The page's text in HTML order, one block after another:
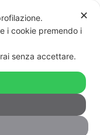
malattia
✕
i cookie premendo i
senza accettare.